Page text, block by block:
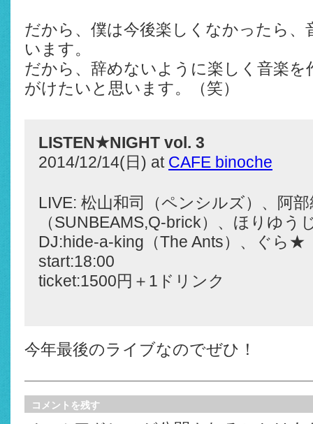
だから、僕は今後楽しくなかったら、
います。
だから、辞めないように楽しく音楽
がけたいと思います。（笑）
LISTEN★NIGHT vol. 3
2014/12/14(日) at CAFE binoche
LIVE: 松山和司（ペンシルズ）、阿
（SUNBEAMS,Q-brick）、ほりゆう
DJ:hide-a-king（The Ants）、ぐら★
start:18:00
ticket:1500円＋1ドリンク
今年最後のライブなのでぜひ！
コメントを残す